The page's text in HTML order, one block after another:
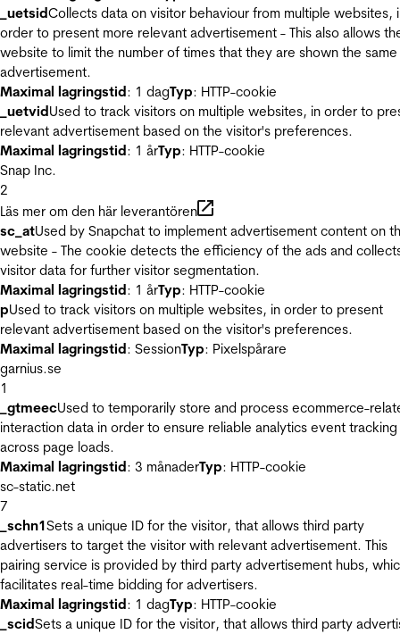
_uetsidCollects data on visitor behaviour from multiple websites,
order to present more relevant advertisement - This also allows
website to limit the number of times that they are shown the same
advertisement.
Maximal lagringstid: 1 dagTyp: HTTP-cookie
_uetvidUsed to track visitors on multiple websites, in order to
relevant advertisement based on the visitor's preferences.
Maximal lagringstid: 1 årTyp: HTTP-cookie
Snap Inc.
2
Läs mer om den här leverantören
sc_atUsed by Snapchat to implement advertisement content on
website - The cookie detects the efficiency of the ads and
visitor data for further visitor segmentation.
Maximal lagringstid: 1 årTyp: HTTP-cookie
pUsed to track visitors on multiple websites, in order to present
relevant advertisement based on the visitor's preferences.
Maximal lagringstid: SessionTyp: Pixelspårare
garnius.se
1
_gtmeecUsed to temporarily store and process ecommerce-
interaction data in order to ensure reliable analytics event tracking
across page loads.
Maximal lagringstid: 3 månaderTyp: HTTP-cookie
sc-static.net
7
_schn1Sets a unique ID for the visitor, that allows third party
advertisers to target the visitor with relevant advertisement. This
pairing service is provided by third party advertisement hubs,
facilitates real-time bidding for advertisers.
Maximal lagringstid: 1 dagTyp: HTTP-cookie
_scidSets a unique ID for the visitor, that allows third party